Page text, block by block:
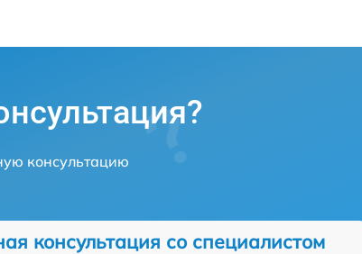
консультацию
консультация со специалистом